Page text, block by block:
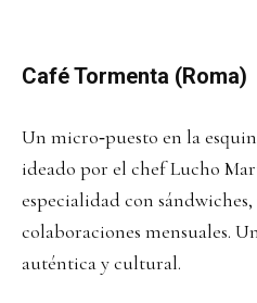
Café Tormenta (Roma)
Un micro‑puesto en la
ideado por el chef Lucho
especialidad con
colaboraciones mensuales.
auténtica y cultural.